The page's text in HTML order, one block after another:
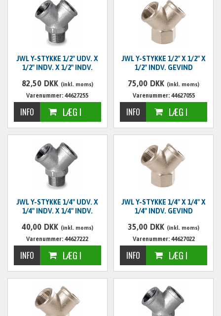
JWL Y-STYKKE 1/2" UDV. X
1/2" INDV. X 1/2" INDV.
82,50 DKK (inkl. moms)
Varenummer: 44627255
JWL Y-STYKKE 1/2" X 1/2" X
1/2" INDV. GEVIND
75,00 DKK (inkl. moms)
Varenummer: 44627055
JWL Y-STYKKE 1/4" UDV. X
1/4" INDV. X 1/4" INDV.
40,00 DKK (inkl. moms)
Varenummer: 44627222
JWL Y-STYKKE 1/4" X 1/4" X
1/4" INDV. GEVIND
35,00 DKK (inkl. moms)
Varenummer: 44627022